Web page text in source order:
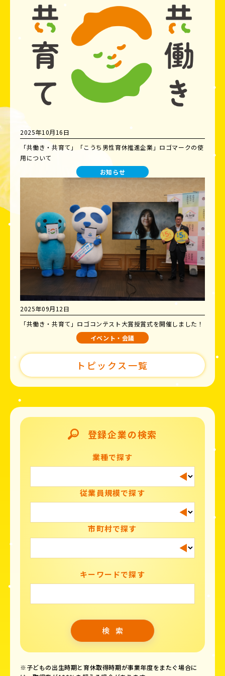
2025年10月16日
「共働き・共育て」「こうち男性育休推進企業」ロゴマークの使
用について
お知らせ
2025年09月12日
「共働き・共育て」ロゴコンテスト大賞授賞式を開催しました！
イベント・会議
トピックス一覧
登録企業の検索
業種で探す
従業員規模で探す
市町村で探す
キーワードで探す
※子どもの出生時期と育休取得時期が事業年度をまたぐ場合に